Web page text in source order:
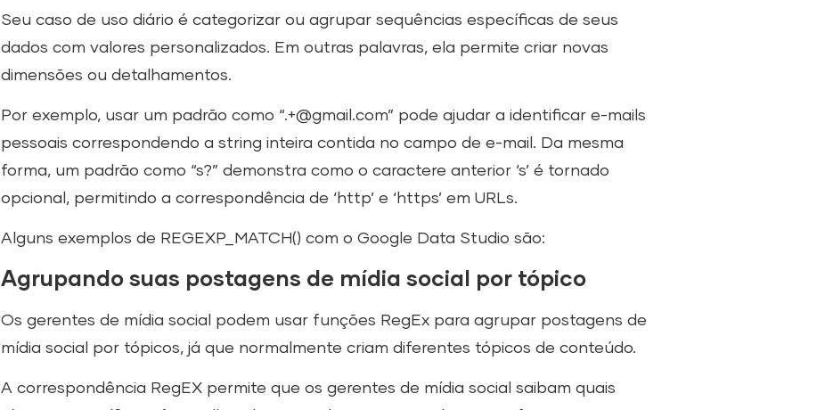
Seu caso de uso diário é categorizar ou agrupar sequências específicas de seus
dados com valores personalizados. Em outras palavras, ela permite criar novas
dimensões ou detalhamentos.
Por exemplo, usar um padrão como “.+@gmail.com” pode ajudar a identificar e-mails
pessoais correspondendo a string inteira contida no campo de e-mail. Da mesma
forma, um padrão como “s?” demonstra como o caractere anterior ‘s’ é tornado
opcional, permitindo a correspondência de ‘http’ e ‘https’ em URLs.
Alguns exemplos de REGEXP_MATCH() com o Google Data Studio são:
Agrupando suas postagens de mídia social por tópico
Os gerentes de mídia social podem usar funções RegEx para agrupar postagens de
mídia social por tópicos, já que normalmente criam diferentes tópicos de conteúdo.
A correspondência RegEX permite que os gerentes de mídia social saibam quais